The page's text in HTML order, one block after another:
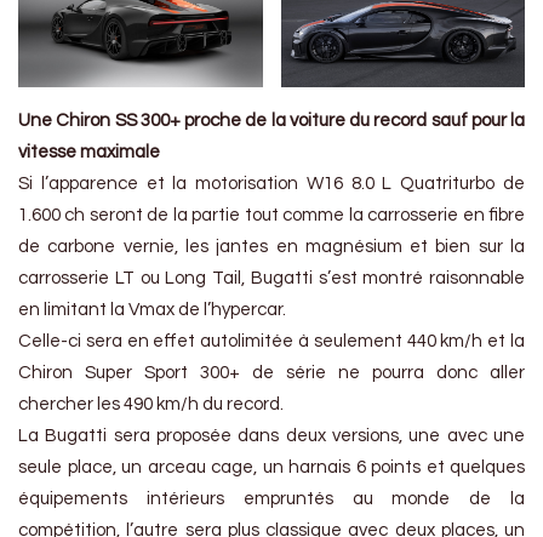
Une Chiron SS 300+ proche de la voiture du record sauf pour la
vitesse maximale
Si l’apparence et la motorisation W16 8.0 L Quatriturbo de
1.600 ch seront de la partie tout comme la carrosserie en fibre
de carbone vernie, les jantes en magnésium et bien sur la
carrosserie LT ou Long Tail, Bugatti s’est montré raisonnable
en limitant la Vmax de l’hypercar.
Celle-ci sera en effet autolimitée à seulement 440 km/h et la
Chiron Super Sport 300+ de série ne pourra donc aller
chercher les 490 km/h du record.
La Bugatti sera proposée dans deux versions, une avec une
seule place, un arceau cage, un harnais 6 points et quelques
équipements intérieurs empruntés au monde de la
compétition, l’autre sera plus classique avec deux places, un